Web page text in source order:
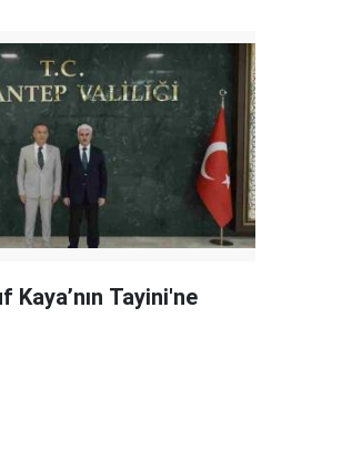
Kaya’nın Tayini'ne